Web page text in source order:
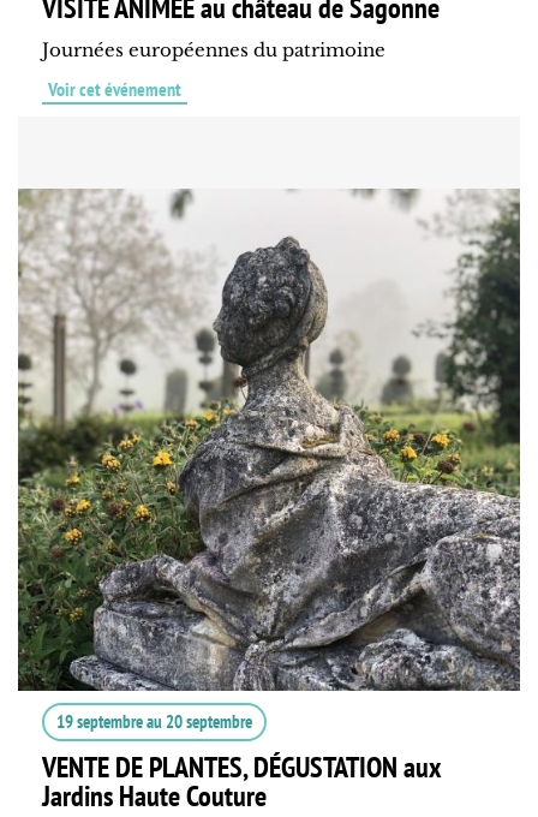
VISITE ANIMÉE au château de Sagonne
Journées européennes du patrimoine
Voir cet événement
19 septembreau 20 septembre
VENTE DE PLANTES, DÉGUSTATION aux
Jardins Haute Couture